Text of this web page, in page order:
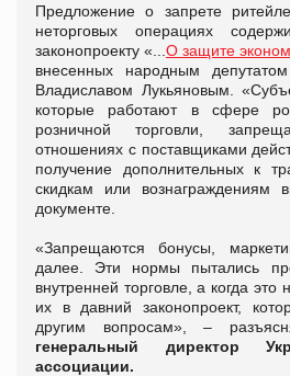
Предложение о запрете
неторговых операциях
законопроекту «... О защите
внесенных народным
Владиславом Лукьяновым.
которые работают в сфере
розничной торговли,
отношениях с поставщиками
получение дополнительных к
скидкам или вознаграждениям
документе.
«Запрещаются бонусы,
далее. Эти нормы пытались
внутренней торговле, а когда это
их в давний законопроект,
другим вопросам», –
генеральный директор
ассоциации.